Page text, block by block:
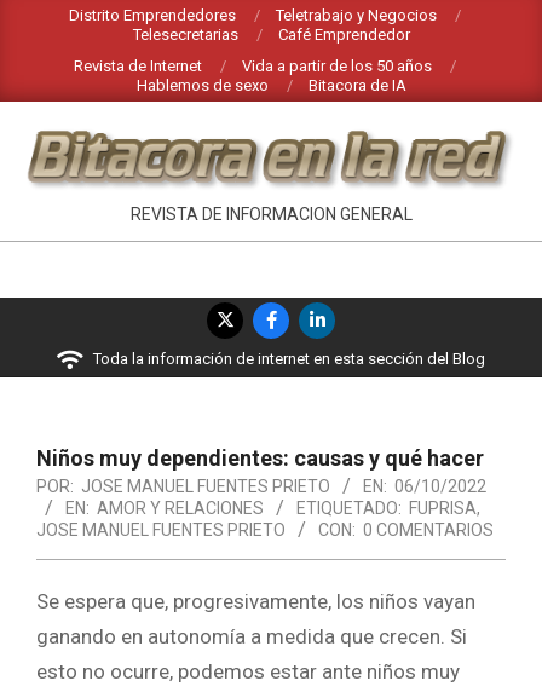
contenido
Distrito Emprendedores
Teletrabajo y Negocios
Telesecretarias
Café Emprendedor
Revista de Internet
Vida a partir de los 50 años
Hablemos de sexo
Bitacora de IA
BITACORA
LA
RED
REVISTA DE INFORMACION GENERAL
navegación
Toda la información de internet en esta sección del Blog
Niños muy dependientes: causas y qué hacer
POR: JOSE MANUEL FUENTES PRIETO EN: 06/10/2022
EN: AMOR Y RELACIONES ETIQUETADO: FUPRISA,
JOSE MANUEL FUENTES PRIETO
CON: 0 COMENTARIOS
Se espera que, progresivamente, los niños vayan
ganando en autonomía a medida que crecen. Si
esto no ocurre, podemos estar ante niños muy